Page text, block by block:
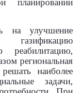
планировании
на улучшение
реабилитацию,
региональная
наиболее
задачи,